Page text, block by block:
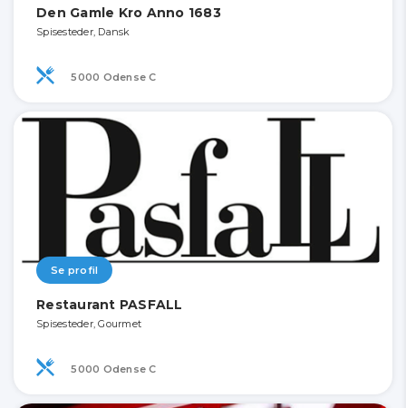
Den Gamle Kro Anno 1683
Spisesteder, Dansk
5000 Odense C
Se profil
Restaurant PASFALL
Spisesteder, Gourmet
5000 Odense C